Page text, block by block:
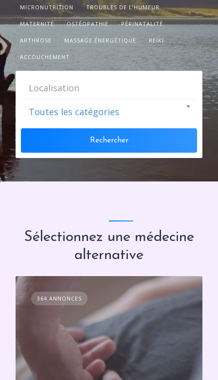
MICRONUTRITION TROUBLES DE L’HUMEUR
MATERNITÉ OSTÉOPATHIE PÉRINATALITÉ
ARTHROSE MASSAGE ÉNERGÉTIQUE REIKI
ACCOUCHEMENT
Toutes les catégories
Rechercher
Sélectionnez une médecine
alternative
364 ANNONCES